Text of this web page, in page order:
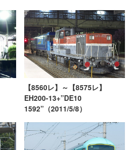
【8560レ】～【8575レ】
EH200-13+”DE10
1592”（2011/5/8）